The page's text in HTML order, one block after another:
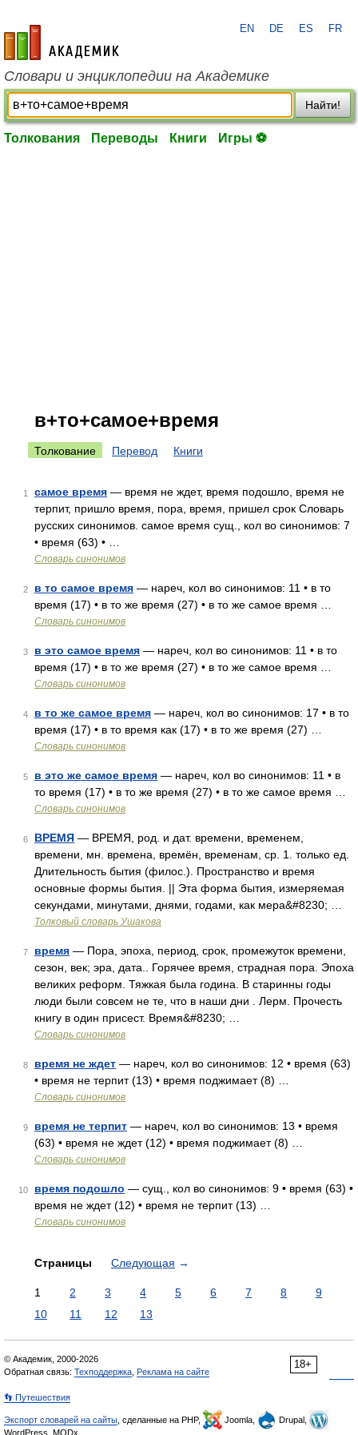
academic.ru
EN DE ES FR
Словари и энциклопедии на Академике
Найти!
Толкования Переводы Книги Игры ⚽
в+то+самое+время
Толкование Перевод Книги
1 самое время — время не ждет, время подошло, время не
терпит, пришло время, пора, время, пришел срок Словарь
русских синонимов. самое время сущ., кол во синонимов: 7
• время (63) • …
Словарь синонимов
2 в то самое время — нареч, кол во синонимов: 11 • в то
время (17) • в то же время (27) • в то же самое время …
Словарь синонимов
3 в это самое время — нареч, кол во синонимов: 11 • в то
время (17) • в то же время (27) • в то же самое время …
Словарь синонимов
4 в то же самое время — нареч, кол во синонимов: 17 • в то
время (17) • в то время как (17) • в то же время (27) …
Словарь синонимов
5 в это же самое время — нареч, кол во синонимов: 11 • в
то время (17) • в то же время (27) • в то же самое время …
Словарь синонимов
6 ВРЕМЯ — ВРЕМЯ, род. и дат. времени, временем,
времени, мн. времена, времён, временам, ср. 1. только ед.
Длительность бытия (филос.). Пространство и время
основные формы бытия. || Эта форма бытия, измеряемая
секундами, минутами, днями, годами, как мера&#8230; …
Толковый словарь Ушакова
7 время — Пора, эпоха, период, срок, промежуток времени,
сезон, век; эра, дата.. Горячее время, страдная пора. Эпоха
великих реформ. Тяжкая была година. В старинны годы
люди были совсем не те, что в наши дни . Лерм. Прочесть
книгу в один присест. Время&#8230; …
Словарь синонимов
8 время не ждет — нареч, кол во синонимов: 12 • время (63)
• время не терпит (13) • время поджимает (8) …
Словарь синонимов
9 время не терпит — нареч, кол во синонимов: 13 • время
(63) • время не ждет (12) • время поджимает (8) …
Словарь синонимов
10 время подошло — сущ., кол во синонимов: 9 • время (63) •
время не ждет (12) • время не терпит (13) …
Словарь синонимов
Страницы Следующая →
1 2 3 4 5 6 7 8
9
10
11 12 13
18+
© Академик, 2000-2026
Обратная связь: Техподдержка Реклама на сайте
👣 Путешествия
Экспорт словарей на сайты , сделанные на PHP, Joomla,
Drupal,
WordPress, MODx.